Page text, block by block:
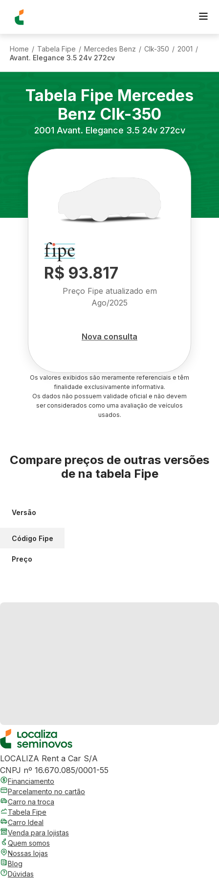
Home / Tabela Fipe / Mercedes Benz / Clk-350 / 2001 /
Avant. Elegance 3.5 24v 272cv
Tabela Fipe Mercedes
Benz Clk-350
2001 Avant. Elegance 3.5 24v 272cv
R$ 93.817
Preço Fipe atualizado em
Ago/2025
Nova consulta
Os valores exibidos são meramente referenciais e têm
finalidade exclusivamente informativa.
Os dados não possuem validade oficial e não devem
ser considerados como uma avaliação de veículos
usados.
Compare preços de outras versões
de na tabela Fipe
Versão
Código Fipe
Preço
LOCALIZA Rent a Car S/A
CNPJ nº 16.670.085/0001-55
Financiamento
Parcelamento no cartão
Carro na troca
Tabela Fipe
Carro Ideal
Venda para lojistas
Quem somos
Nossas lojas
Blog
Dúvidas